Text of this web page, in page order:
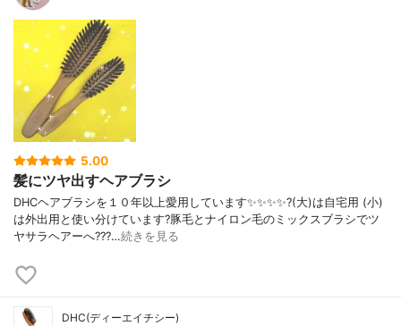
5.00
髪にツヤ出すヘアブラシ
DHCヘアブラシを１０年以上愛用しています✨✨✨✨?️(大)は自宅用 (小)
は外出用と使い分けています?豚毛とナイロン毛のミックスブラシでツ
ヤサラヘアーへ???…続きを見る
DHC(ディーエイチシー)